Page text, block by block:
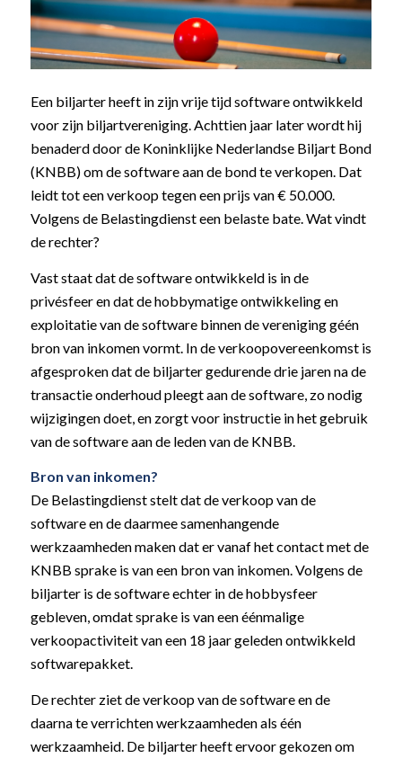
Een biljarter heeft in zijn vrije tijd software ontwikkeld
voor zijn biljartvereniging. Achttien jaar later wordt hij
benaderd door de Koninklijke Nederlandse Biljart Bond
(KNBB) om de software aan de bond te verkopen. Dat
leidt tot een verkoop tegen een prijs van € 50.000.
Volgens de Belastingdienst een belaste bate. Wat vindt
de rechter?
Vast staat dat de software ontwikkeld is in de
privésfeer en dat de hobbymatige ontwikkeling en
exploitatie van de software binnen de vereniging géén
bron van inkomen vormt. In de verkoopovereenkomst is
afgesproken dat de biljarter gedurende drie jaren na de
transactie onderhoud pleegt aan de software, zo nodig
wijzigingen doet, en zorgt voor instructie in het gebruik
van de software aan de leden van de KNBB.
Bron van inkomen?
De Belastingdienst stelt dat de verkoop van de
software en de daarmee samenhangende
werkzaamheden maken dat er vanaf het contact met de
KNBB sprake is van een bron van inkomen. Volgens de
biljarter is de software echter in de hobbysfeer
gebleven, omdat sprake is van een éénmalige
verkoopactiviteit van een 18 jaar geleden ontwikkeld
softwarepakket.
De rechter ziet de verkoop van de software en de
daarna te verrichten werkzaamheden als één
werkzaamheid. De biljarter heeft ervoor gekozen om